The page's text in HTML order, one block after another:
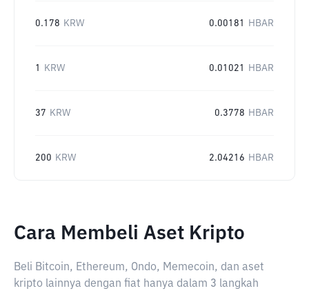
0.178 KRW 0.00181 HBAR
1 KRW 0.01021 HBAR
37 KRW 0.3778 HBAR
200 KRW 2.04216 HBAR
Cara Membeli Aset Kripto
Beli Bitcoin, Ethereum, Ondo, Memecoin, dan aset
kripto lainnya dengan fiat hanya dalam 3 langkah